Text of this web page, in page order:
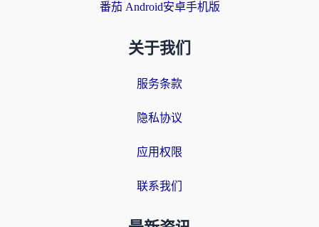
番茄 Android安卓手机版
关于我们
服务条款
隐私协议
应用权限
联系我们